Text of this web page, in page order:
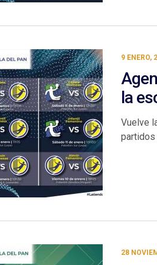
9 ENERO,
la
Vuelve
partidos
28